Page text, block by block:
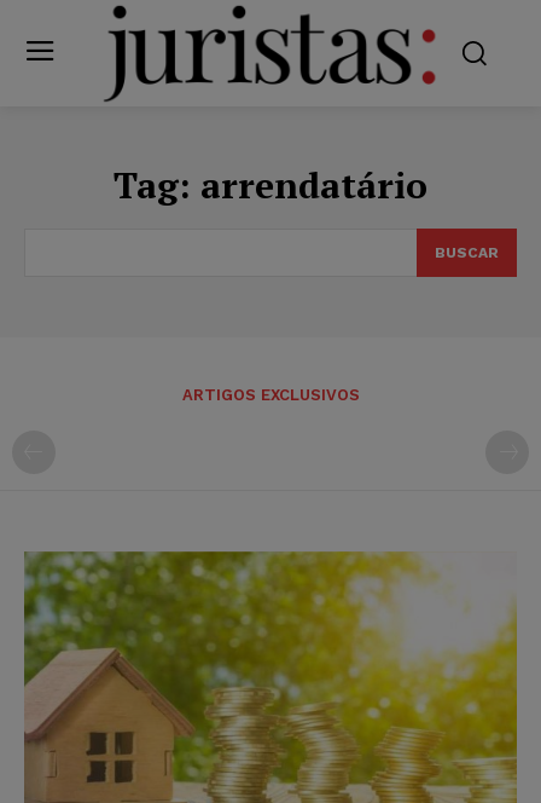
Tag: arrendatário
BUSCAR
ARTIGOS EXCLUSIVOS